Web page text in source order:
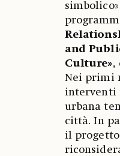
and
Culture»,
Nei primi
interventi
urbana
città. In
il progetto